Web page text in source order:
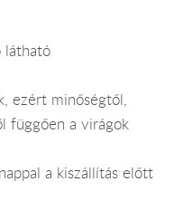
látható
ezért minőségtől,
függően a virágok
a kiszállítás előtt